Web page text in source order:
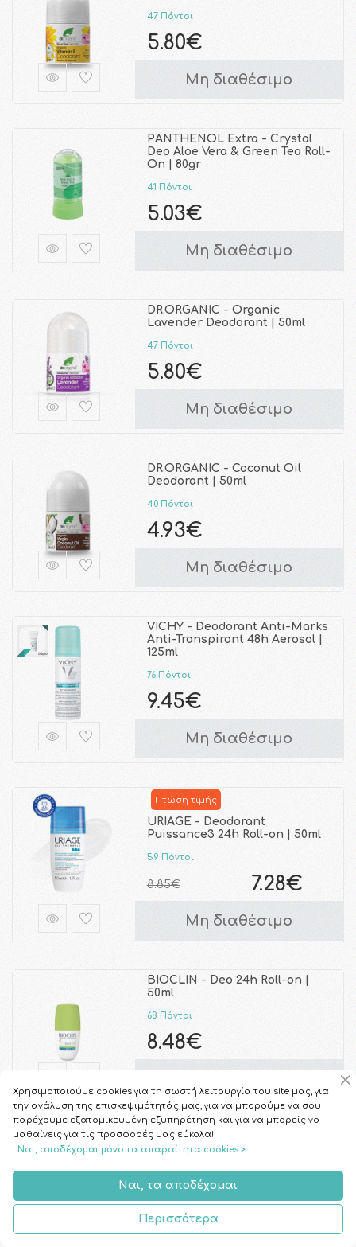
47 Πόντοι
5.80€
Μη διαθέσιμο
PANTHENOL Extra - Crystal
Deo Aloe Vera & Green Tea Roll-
On | 80gr
41 Πόντοι
5.03€
Μη διαθέσιμο
DR.ORGANIC - Organic
Lavender Deodorant | 50ml
47 Πόντοι
5.80€
Μη διαθέσιμο
DR.ORGANIC - Coconut Oil
Deodorant | 50ml
40 Πόντοι
4.93€
Μη διαθέσιμο
VICHY - Deodorant Anti-Marks
Anti-Transpirant 48h Aerosol |
125ml
76 Πόντοι
9.45€
Μη διαθέσιμο
Πτώση τιμής
URIAGE - Deodorant
Puissance3 24h Roll-on | 50ml
59 Πόντοι
8.85€ 7.28€
Μη διαθέσιμο
BIOCLIN - Deo 24h Roll-on |
50ml
68 Πόντοι
8.48€
PERKY - Sensitive Silk
Αποσμητικό σε Κρέμα | 30ml
35 Πόντοι
4.36€
Μη διαθέσιμο
Χρησιμοποιούμε cookies για τη σωστή λειτουργία του site μας, για
την ανάλυση της επισκεψιμότητάς μας, για να μπορούμε να σου
παρέχουμε εξατομικευμένη εξυπηρέτηση και για να μπορείς να
μαθαίνεις για τις προσφορές μας εύκολα!
Ναι, αποδέχομαι μόνο τα απαραίτητα cookies >
Ναι, τα αποδέχομαι
Περισσότερα